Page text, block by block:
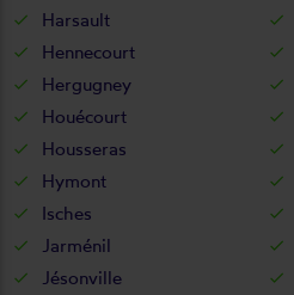
Harsault
Hennecourt
Hergugney
Houécourt
Housseras
Hymont
Isches
Jarménil
Jésonville